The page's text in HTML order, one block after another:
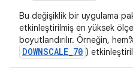
Bu değişiklik bir uygulama
etkinleştirilmiş en yüksek
boyutlandırılır. Örneğin,
DOWNSCALE_70 )